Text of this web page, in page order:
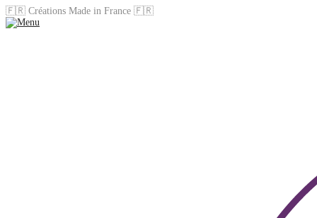
🇫🇷 Créations Made in France 🇫🇷